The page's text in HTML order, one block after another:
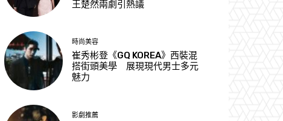
王楚然兩劇引熱議
時尚美容
崔秀彬登《GQ KOREA》西裝混
搭街頭美學 展現現代男士多元
魅力
影劇推薦